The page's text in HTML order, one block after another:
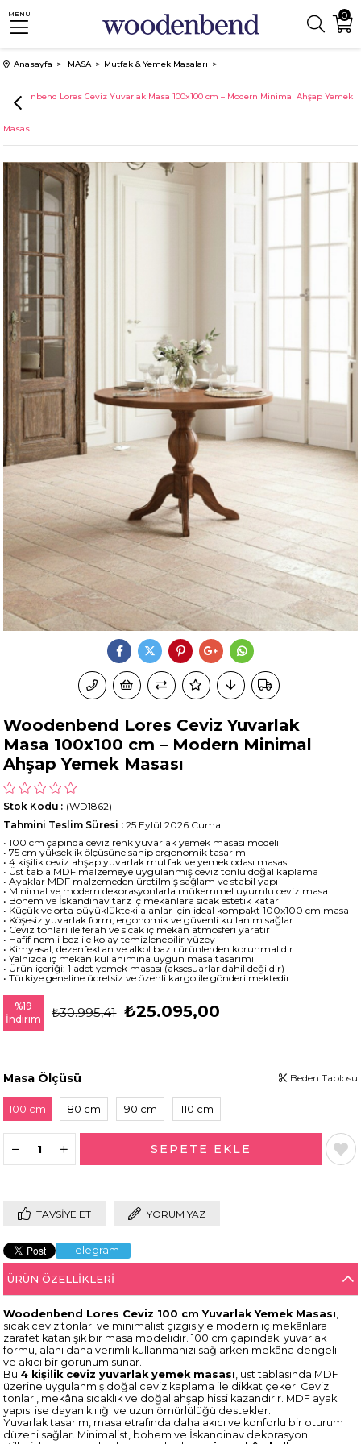
0
MENU
Anasayfa MASA Mutfak & Yemek Masaları
Woodenbend Lores Ceviz Yuvarlak Masa 100x100 cm – Modern Minimal Ahşap Yemek
Masası
Woodenbend Lores Ceviz Yuvarlak
Masa 100x100 cm – Modern Minimal
Ahşap Yemek Masası
(WD1862)
Stok Kodu
Tahmini Teslim Süresi : 25 Eylül 2026 Cuma
• 100 cm çapında ceviz renk yuvarlak yemek masası modeli
• 75 cm yükseklik ölçüsüne sahip ergonomik tasarım
• 4 kişilik ceviz ahşap yuvarlak mutfak ve yemek odası masası
• Üst tabla MDF malzemeye uygulanmış ceviz tonlu doğal kaplama
• Ayaklar MDF malzemeden üretilmiş sağlam ve stabil yapı
• Minimal ve modern dekorasyonlarla mükemmel uyumlu ceviz masa
• Bohem ve İskandinav tarz iç mekânlara sıcak estetik katar
• Küçük ve orta büyüklükteki alanlar için ideal kompakt 100x100 cm masa
• Köşesiz yuvarlak form, ergonomik ve güvenli kullanım sağlar
• Ceviz tonları ile ferah ve sıcak iç mekân atmosferi yaratır
• Hafif nemli bez ile kolay temizlenebilir yüzey
• Kimyasal, dezenfektan ve alkol bazlı ürünlerden korunmalıdır
• Yalnızca iç mekân kullanımına uygun masa tasarımı
• Ürün içeriği: 1 adet yemek masası (aksesuarlar dahil değildir)
• Türkiye geneline ücretsiz ve özenli kargo ile gönderilmektedir
%19
İndirim
₺30.995,41 ₺25.095,00
Masa Ölçüsü
100 cm 80 cm 90 cm 110 cm
Beden Tablosu
TAVSIYE ET YORUM YAZ
Telegram
ÜRÜN ÖZELLIKLERI
Woodenbend Lores Ceviz 100 cm Yuvarlak Yemek Masası,
sıcak ceviz tonları ve minimalist çizgisiyle modern iç mekânlara
zarafet katan şık bir masa modelidir. 100 cm çapındaki yuvarlak
formu, alanı daha verimli kullanmanızı sağlarken mekâna dengeli
ve akıcı bir görünüm sunar.
Bu 4 kişilik ceviz yuvarlak yemek masası, üst tablasında MDF
üzerine uygulanmış doğal ceviz kaplama ile dikkat çeker. Ceviz
tonları, mekâna sıcaklık ve doğal ahşap hissi kazandırır. MDF ayak
yapısı ise dayanıklılığı ve uzun ömürlülüğü destekler.
Yuvarlak tasarım, masa etrafında daha akıcı ve konforlu bir oturum
düzeni sağlar. Minimalist, bohem ve İskandinav dekorasyon